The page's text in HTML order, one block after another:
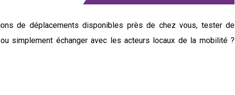
de déplacements disponibles près de chez vous, tester de
simplement échanger avec les acteurs locaux de la mobilité ?